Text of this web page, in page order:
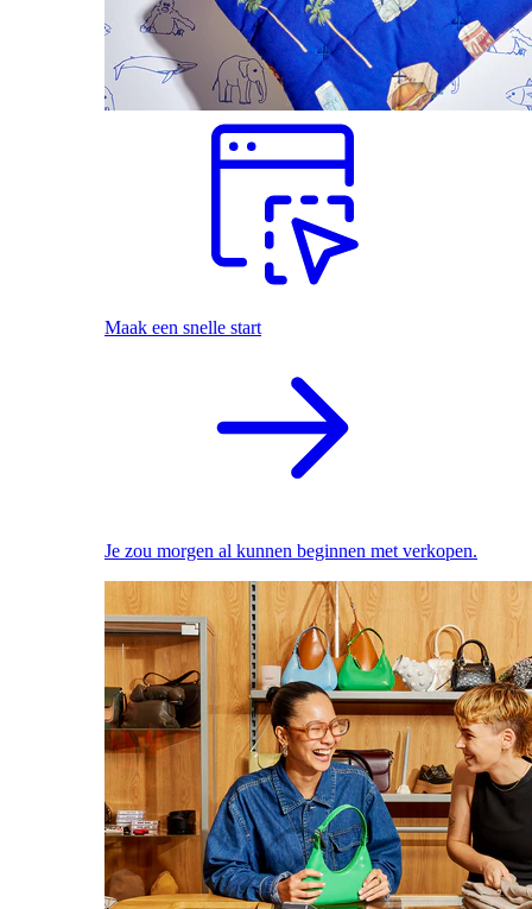
Maak een snelle start
Je zou morgen al kunnen beginnen met verkopen.